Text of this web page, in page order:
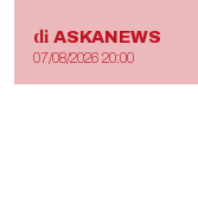
di ASKANEWS
07/08/2026 20:00